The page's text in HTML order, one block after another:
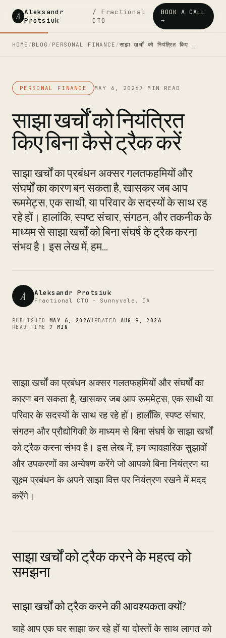
A Aleksandr
Protsiuk
/ Fractional
CTO
BOOK A CALL
→
HOME /BLOG / PERSONAL FINANCE /साझा खर्चों को नियंत्रित किए …
PERSONAL FINANCE MAY 6, 2026 7 MIN READ
साझा खर्चों को नियंत्रित
किए बिना कैसे ट्रैक करें
साझा खर्चों का प्रबंधन अक्सर गलतफहमियों और
संघर्षों का कारण बन सकता है, खासकर जब आप
रूममेट्स, एक साथी, या परिवार के सदस्यों के साथ रह
रहे हों। हालांकि, स्पष्ट संचार, संगठन, और तकनीक के
माध्यम से साझा खर्चों को बिना संघर्ष के ट्रैक करना
संभव है। इस लेख में, हम...
A Aleksandr Protsiuk
Fractional CTO - Sunnyvale, CA
PUBLISHED MAY 6, 2026UPDATED AUG 9, 2026
READ TIME 7 MIN
साझा खर्चों का प्रबंधन अक्सर गलतफहमियों और संघर्षों का
कारण बन सकता है, खासकर जब आप रूममेट्स, एक साथी या
परिवार के सदस्यों के साथ रह रहे हों। हालाँकि, स्पष्ट संचार,
संगठन और प्रौद्योगिकी के माध्यम से बिना संघर्ष के साझा खर्चों
को ट्रैक करना संभव है। इस लेख में, हम व्यावहारिक सुझावों
और उपकरणों का अन्वेषण करेंगे जो आपको बिना नियंत्रण या
सूक्ष्म प्रबंधन के अपने साझा वित्त पर नियंत्रण रखने में मदद
करेंगे।
साझा खर्चों को ट्रैक करने के महत्व को
समझना
साझा खर्चों को ट्रैक करने की आवश्यकता क्यों?
चाहे आप एक घर साझा कर रहे हों या दोस्तों के साथ लागत को